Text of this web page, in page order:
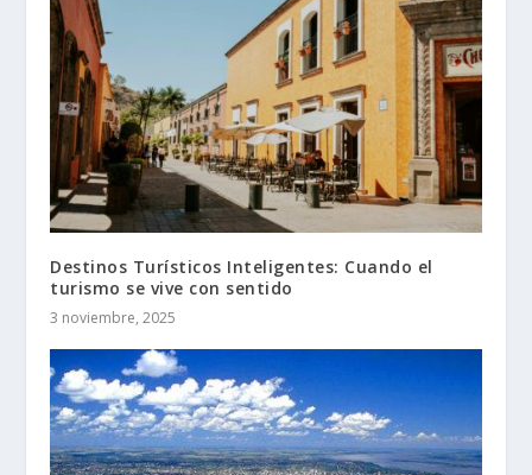
Destinos Turísticos Inteligentes: Cuando el
turismo se vive con sentido
3 noviembre, 2025